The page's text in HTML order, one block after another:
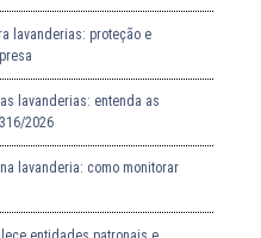
lavanderias: proteção e
lavanderias: entenda as
2026
lavanderia: como monitorar